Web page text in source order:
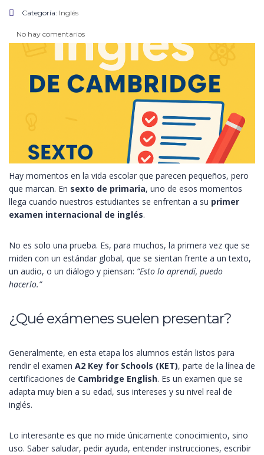
Categoría: Inglés
No hay comentarios
Hay momentos en la vida escolar que parecen pequeños, pero
que marcan. En sexto de primaria, uno de esos momentos
llega cuando nuestros estudiantes se enfrentan a su primer
examen internacional de inglés.
No es solo una prueba. Es, para muchos, la primera vez que se
miden con un estándar global, que se sientan frente a un texto,
un audio, o un diálogo y piensan: “Esto lo aprendí, puedo
hacerlo.”
¿Qué exámenes suelen presentar?
Generalmente, en esta etapa los alumnos están listos para
rendir el examen A2 Key for Schools (KET), parte de la línea de
certificaciones de Cambridge English. Es un examen que se
adapta muy bien a su edad, sus intereses y su nivel real de
inglés.
Lo interesante es que no mide únicamente conocimiento, sino
uso. Saber saludar, pedir ayuda, entender instrucciones, escribir